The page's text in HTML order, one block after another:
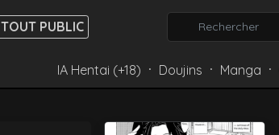
TOUT PUBLIC
IA Hentai (+18) ⸱ Doujins ⸱ Manga ⸱